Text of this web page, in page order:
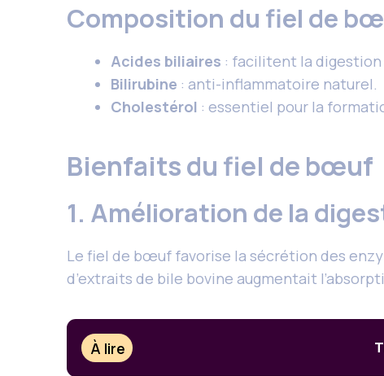
Composition du fiel de
Acides biliaires : facilitent la digestion
Bilirubine : anti-inflammatoire naturel.
Cholestérol : essentiel pour la
Bienfaits du fiel de bœuf
1. Amélioration de la
Le fiel de bœuf favorise la sécrétion des
d’extraits de bile bovine augmentait
À lire